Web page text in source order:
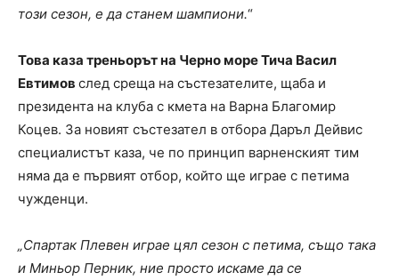
този сезон, е да станем шампиони.“
Това каза треньорът на Черно море Тича Васил
Евтимов след среща на състезателите, щаба и
президента на клуба с кмета на Варна Благомир
Коцев. За новият състезател в отбора Даръл Дейвис
специалистът каза, че по принцип варненският тим
няма да е първият отбор, който ще играе с пeтима
чужденци.
„Спартак Плевен играе цял сезон с петима, също така
и Миньор Перник, ние просто искаме да се